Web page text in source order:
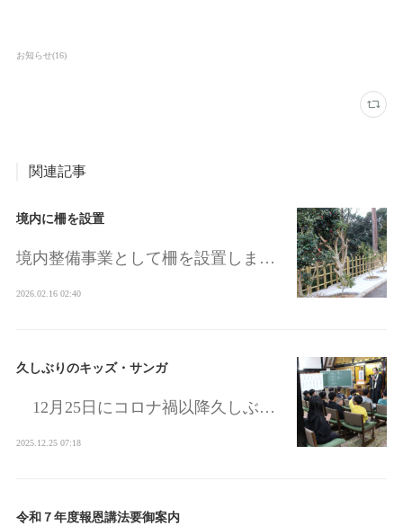
お知らせ(16)
関連記事
境内に柵を設置
境内整備事業として柵を設置しま…
2026.02.16 02:40
久しぶりのキッズ・サンガ
12月25日にコロナ禍以降久しぶ…
2025.12.25 07:18
令和７年度報恩講法要御案内